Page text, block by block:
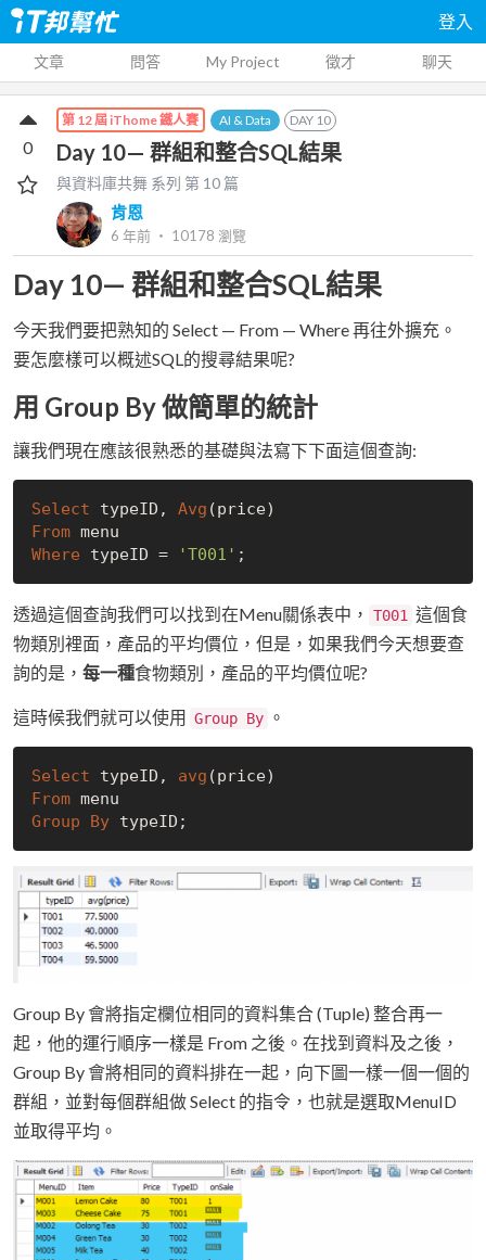
登入
文章 問答 My Project 徵才 聊天
第 12 屆 iThome 鐵人賽 AI & Data DAY 10
Day 10— 群組和整合SQL結果
與資料庫共舞 系列 第 10 篇
肯恩
6 年前 ‧ 10178 瀏覽
0
Day 10— 群組和整合SQL結果
今天我們要把熟知的 Select — From — Where 再往外擴充。
要怎麼樣可以概述SQL的搜尋結果呢?
用 Group By 做簡單的統計
讓我們現在應該很熟悉的基礎與法寫下下面這個查詢:
Select typeID, Avg
From
Where typeID = 'T001'
透過這個查詢我們可以找到在Menu關係表中， T001 這個食
物類別裡面，產品的平均價位，但是，如果我們今天想要查
詢的是， 每一種食物類別，產品的平均價位呢?
這時候我們就可以使用 Group By 。
Select typeID, avg
From
Group
By
Group By 會將指定欄位相同的資料集合 (Tuple) 整合再一
起，他的運行順序一樣是 From 之後。在找到資料及之後，
Group By 會將相同的資料排在一起，向下圖一樣一個一個的
群組，並對每個群組做 Select 的指令，也就是選取MenuID
並取得平均。